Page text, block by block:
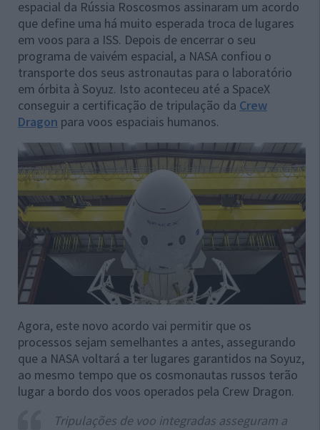
espacial da Rússia Roscosmos assinaram um acordo
que define uma há muito esperada troca de lugares
em voos para a ISS. Depois de encerrar o seu
programa de vaivém espacial, a NASA confiou o
transporte dos seus astronautas para o laboratório
em órbita à Soyuz. Isto aconteceu até a SpaceX
conseguir a certificação de tripulação da Crew
Dragon para voos espaciais humanos.
Agora, este novo acordo vai permitir que os
processos sejam semelhantes a antes, assegurando
que a NASA voltará a ter lugares garantidos na Soyuz,
ao mesmo tempo que os cosmonautas russos terão
lugar a bordo dos voos operados pela Crew Dragon.
Tripulações de voo integradas asseguram a